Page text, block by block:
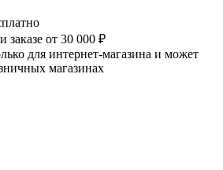
заказе от 30 000 ₽
для интернет-магазина и может
магазинах